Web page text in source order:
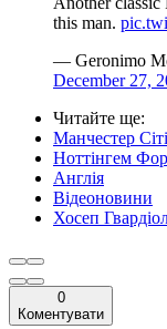
this man.
— Geronimo
December 27,
Читайте ще:
Манчестер Сіті
Ноттінгем
Англія
Відеоновини
Хосеп
0
Коментувати